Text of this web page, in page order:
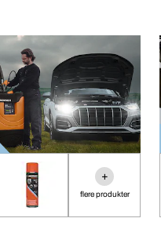
+
flere produkter